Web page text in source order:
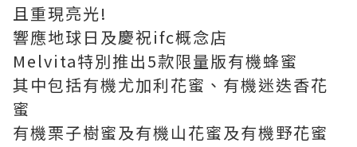
且重現亮光!
響應地球日及慶祝ifc概念店
Melvita特別推出5款限量版有機蜂蜜
其中包括有機尤加利花蜜、有機迷迭香花
蜜
有機栗子樹蜜及有機山花蜜及有機野花蜜